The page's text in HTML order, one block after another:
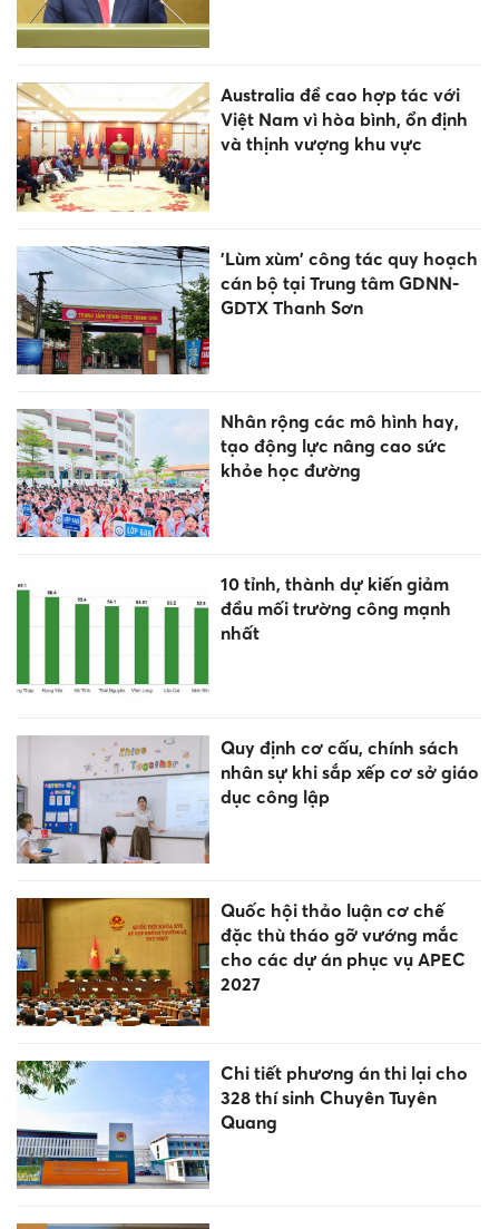
Australia đề cao hợp tác với
Việt Nam vì hòa bình, ổn định
và thịnh vượng khu vực
'Lùm xùm' công tác quy hoạch
cán bộ tại Trung tâm GDNN-
GDTX Thanh Sơn
Nhân rộng các mô hình hay,
tạo động lực nâng cao sức
khỏe học đường
10 tỉnh, thành dự kiến giảm
đầu mối trường công mạnh
nhất
Quy định cơ cấu, chính sách
nhân sự khi sắp xếp cơ sở giáo
dục công lập
Quốc hội thảo luận cơ chế
đặc thù tháo gỡ vướng mắc
cho các dự án phục vụ APEC
2027
Chi tiết phương án thi lại cho
328 thí sinh Chuyên Tuyên
Quang